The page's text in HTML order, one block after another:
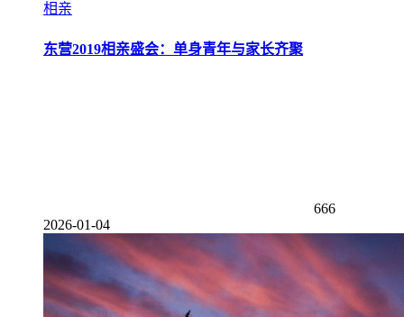
相亲
东营2019相亲盛会：单身青年与家长齐聚
666
2026-01-04